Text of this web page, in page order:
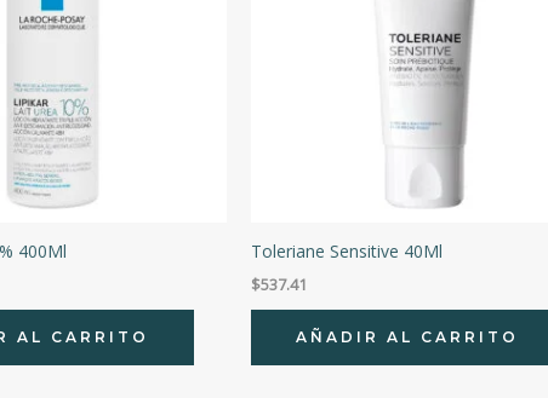
400Ml
AL CARRITO
Toleriane Sensitive 40Ml
$537.41
AÑADIR AL CARRITO